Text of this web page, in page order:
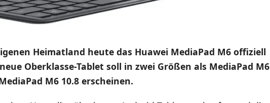
Heimatland heute das Huawei MediaPad M6 offiziell
Oberklasse-Tablet soll in zwei Größen als MediaPad M6
M6 10.8 erscheinen.